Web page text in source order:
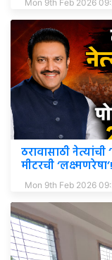
Mon 9th Feb 2026
ठरावासाठी
मीटरची ‘लक्ष्मणरेषा’!
Mon 9th Feb 2026